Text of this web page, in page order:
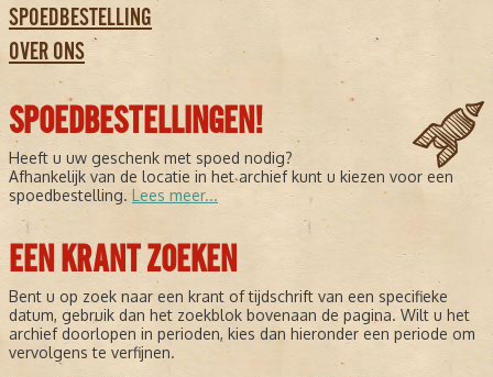
SPOEDBESTELLING
OVER ONS
SPOEDBESTELLINGEN!
Heeft u uw geschenk met spoed nodig?
Afhankelijk van de locatie in het archief kunt u kiezen voor een
spoedbestelling. Lees meer...
EEN KRANT ZOEKEN
Bent u op zoek naar een krant of tijdschrift van een specifieke
datum, gebruik dan het zoekblok bovenaan de pagina. Wilt u het
archief doorlopen in perioden, kies dan hieronder een periode om
vervolgens te verfijnen.